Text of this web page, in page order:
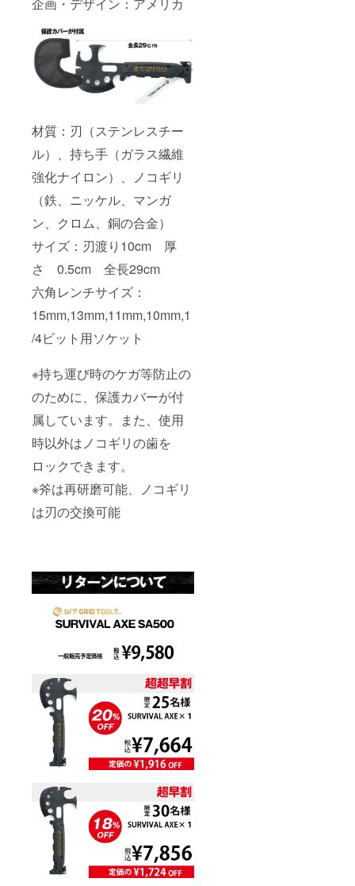
材質：刃（ステンレスチー
ル）、持ち手（ガラス繊維
強化ナイロン）、ノコギリ
（鉄、ニッケル、マンガ
ン、クロム、銅の合金）
サイズ：刃渡り10cm 厚
さ 0.5cm 全長29cm
六角レンチサイズ：
15mm,13mm,11mm,10mm,1
/4ビット用ソケット
※持ち運び時のケガ等防止の
のために、保護カバーが付
属しています。また、使用
時以外はノコギリの歯を
ロックできます。
※斧は再研磨可能、ノコギリ
は刃の交換可能